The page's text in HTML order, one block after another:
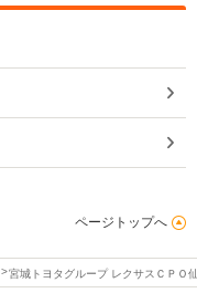
ページトップへ
宮城トヨタグループ レクサスＣＰＯ